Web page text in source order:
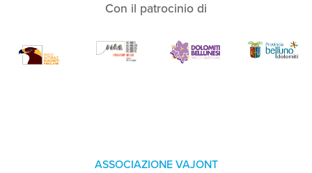
Con il patrocinio di
ASSOCIAZIONE VAJONT